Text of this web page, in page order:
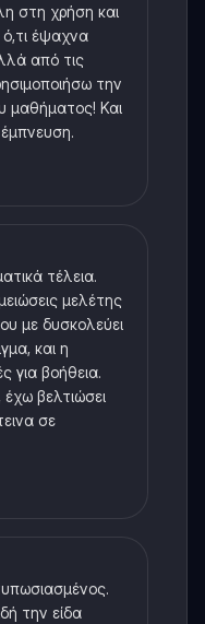
στη χρήση και
έψαχνα
από τις
την
μαθήματος! Και
τέλεια.
μελέτης
με δυσκολεύει
και η
για βοήθεια.
βελτιώσει
σε
την είδα